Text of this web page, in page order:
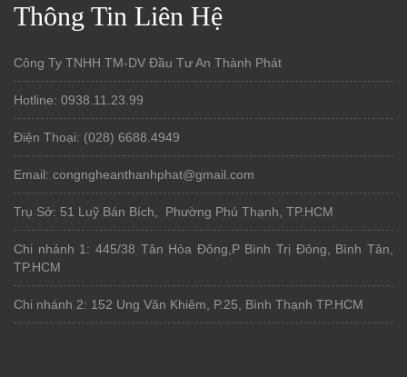
Thông Tin Liên Hệ
Công Ty TNHH TM-DV Đầu Tư An Thành Phát
Hotline: 0938.11.23.99
Điện Thoại: (028) 6688.4949
Email: congngheanthanhphat@gmail.com
Trụ Sở: 51 Luỹ Bán Bích, Phường Phú Thạnh, TP.HCM
Chi nhánh 1: 445/38 Tân Hòa Đông,P Bình Trị Đông, Bình Tân,
TP.HCM
Chi nhánh 2: 152 Ung Văn Khiêm, P.25, Bình Thạnh TP.HCM